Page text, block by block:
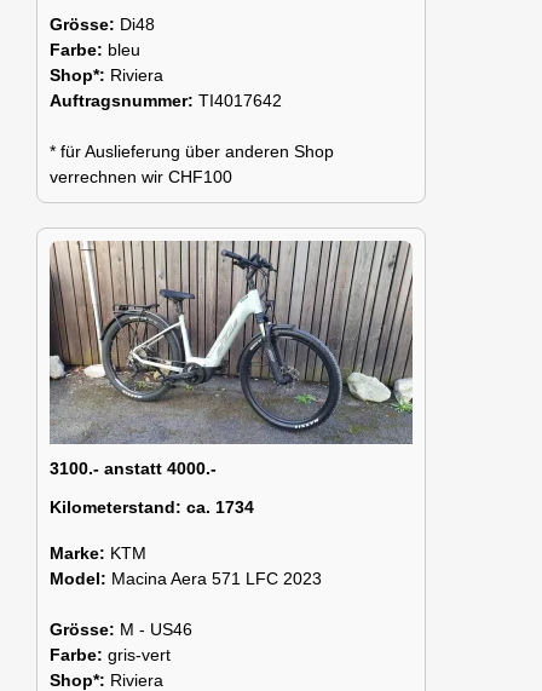
Grösse: Di48
Farbe: bleu
Shop*: Riviera
Auftragsnummer: TI4017642
* für Auslieferung über anderen Shop
verrechnen wir CHF100
3100.- anstatt 4000.-
Kilometerstand: ca. 1734
Marke: KTM
Model: Macina Aera 571 LFC 2023
Grösse: M - US46
Farbe: gris-vert
Shop*: Riviera